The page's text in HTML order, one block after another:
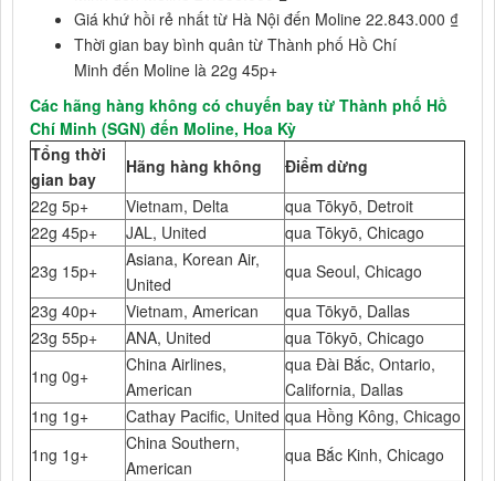
Giá khứ hồi rẻ nhất từ Hà Nội đến Moline 22.843.000 ₫
Thời gian bay bình quân từ Thành phố Hồ Chí
Minh đến Moline là 22g 45p+
Các hãng hàng không có chuyến bay từ Thành phố Hồ
Chí Minh (SGN) đến Moline, Hoa Kỳ
Tổng thời
gian bay
Hãng hàng không
Điểm dừng
22g 5p+
Vietnam, Delta
qua Tōkyō, Detroit
22g 45p+
JAL, United
qua Tōkyō, Chicago
23g 15p+
Asiana, Korean Air,
United
qua Seoul, Chicago
23g 40p+
Vietnam, American
qua Tōkyō, Dallas
23g 55p+
ANA, United
qua Tōkyō, Chicago
1ng 0g+
China Airlines,
American
qua Đài Bắc, Ontario,
California, Dallas
1ng 1g+
Cathay Pacific, United qua Hồng Kông, Chicago
1ng 1g+
China Southern,
American
qua Bắc Kinh, Chicago